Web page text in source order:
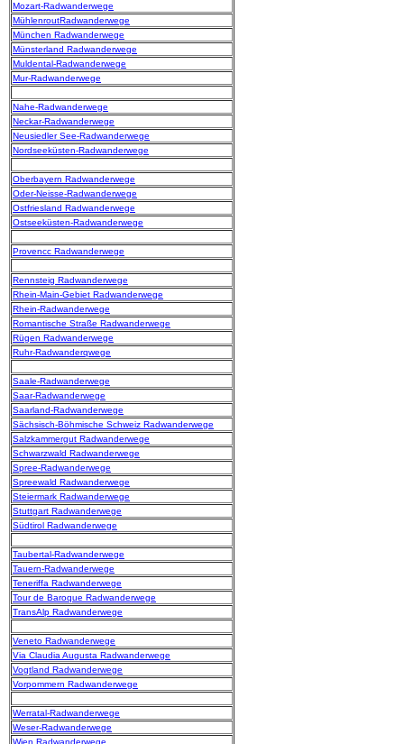
Mozart-Radwanderwege
MühlenroutRadwanderwege
München Radwanderwege
Münsterland Radwanderwege
Muldental-Radwanderwege
Mur-Radwanderwege
Nahe-Radwanderwege
Neckar-Radwanderwege
Neusiedler See-Radwanderwege
Nordseeküsten-Radwanderwege
Oberbayern Radwanderwege
Oder-Neisse-Radwanderwege
Ostfriesland Radwanderwege
Ostseeküsten-Radwanderwege
Provencc Radwanderwege
Rennsteig Radwanderwege
Rhein-Main-Gebiet Radwanderwege
Rhein-Radwanderwege
Romantische Straße Radwanderwege
Rügen Radwanderwege
Ruhr-Radwanderqwege
Saale-Radwanderwege
Saar-Radwanderwege
Saarland-Radwanderwege
Sächsisch-Böhmische Schweiz Radwanderwege
Salzkammergut Radwanderwege
Schwarzwald Radwanderwege
Spree-Radwanderwege
Spreewald Radwanderwege
Steiermark Radwanderwege
Stuttgart Radwanderwege
Südtirol Radwanderwege
Taubertal-Radwanderwege
Tauern-Radwanderwege
Teneriffa Radwanderwege
Tour de Baroque Radwanderwege
TransAlp Radwanderwege
Veneto Radwanderwege
Via Claudia Augusta Radwanderwege
Vogtland Radwanderwege
Vorpommern Radwanderwege
Werratal-Radwanderwege
Weser-Radwanderwege
Wien Radwanderwege